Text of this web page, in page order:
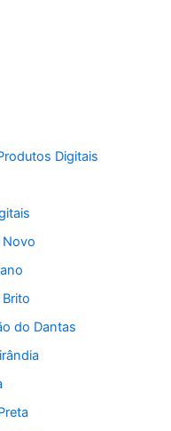
Digitais
Novo
do Dantas